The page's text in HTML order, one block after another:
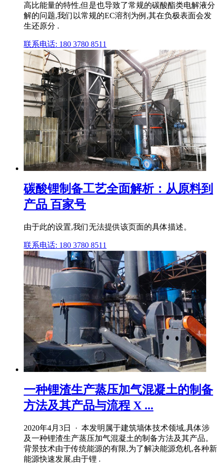
高比能量的特性,但是也导致了常规的碳酸酯类电解液分
解的问题,我们以常规的EC溶剂为例,其在负极表面会发
生还原分 .
联系电话: 180 3780 8511
碳酸锂制备工艺全面解析：从原料到
产品 百家号
由于此的设置,我们无法提供该页面的具体描述。
联系电话: 180 3780 8511
一种锂渣生产蒸压加气混凝土的制备
方法及其产品与流程 X ...
2020年4月3日 · 本发明属于建筑墙体技术领域,具体涉
及一种锂渣生产蒸压加气混凝土的制备方法及其产品。
背景技术由于传统能源的有限,为了解决能源危机,各种新
能源快速发展,由于锂 .